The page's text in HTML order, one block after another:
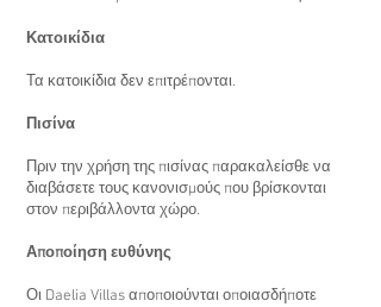
Κατοικίδια
Τα κατοικίδια δεν επιτρέπονται.
Πισίνα
Πριν την χρήση της πισίνας παρακαλείσθε να
διαβάσετε τους κανονισμούς που βρίσκονται
στον περιβάλλοντα χώρο.
Αποποίηση ευθύνης
Οι Daelia Villas αποποιούνται οποιασδήποτε